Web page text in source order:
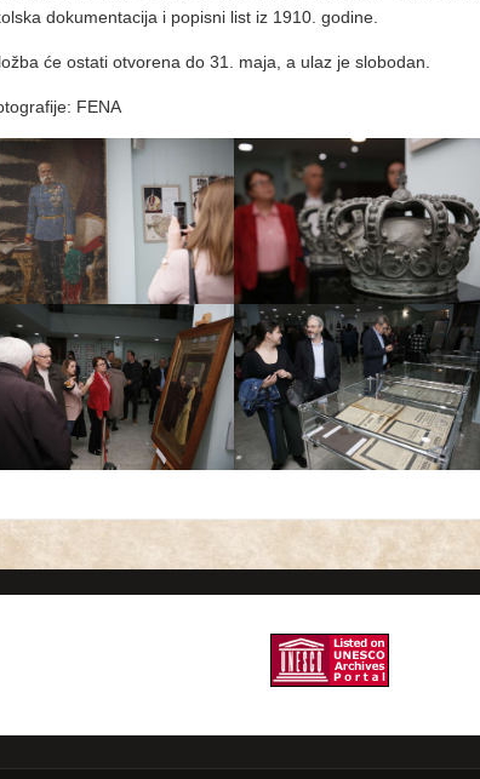
dokumentacija i popisni list iz 1910. godine.
će ostati otvorena do 31. maja, a ulaz je slobodan.
FENA